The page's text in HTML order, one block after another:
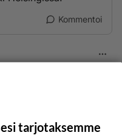
Kommentoi
paljon.
tarjotaksemme